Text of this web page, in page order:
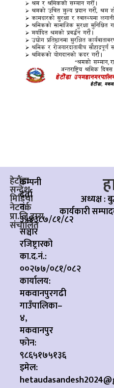
हेटौंडा
सन्देश
मिडिया
नेटवर्क
प्रा.लि.द्वारा
संचालित
कम्पनी
दर्ता
नं:
३५४३८७/८१/८२
सञ्चार
रजिष्ट्रारको
का.द.नं.:
००२७७/०८१/०८२
कार्यालय:
मकवानपुरगढी
गाउँपालिका–
४,
मकवानपुर
फोन:
९८६५१७५१३६
इमेल:
अध्यक्ष :
कार्यकारी